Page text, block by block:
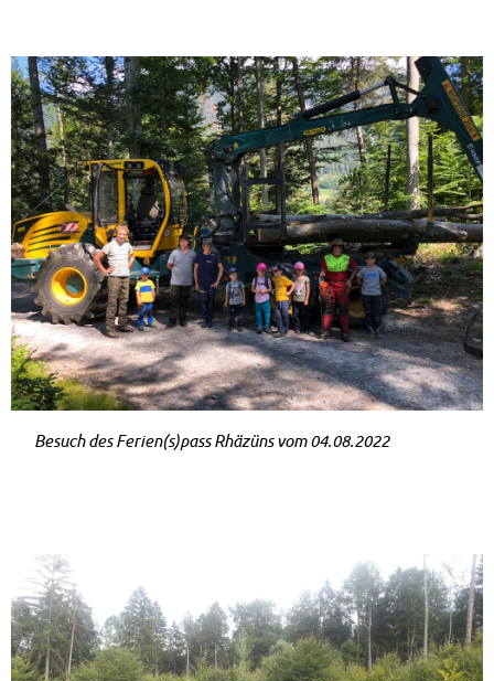
Be­such des Fe­ri­en(s)pass Rhäzüns vom 04.08.2022